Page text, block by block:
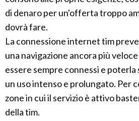
di denaro per un'offerta troppo
dovrà fare.
La connessione internet tim
una navigazione ancora più
essere sempre connessi e
un uso intenso e prolungato. Per
zone in cui il servizio è attivo
della tim.